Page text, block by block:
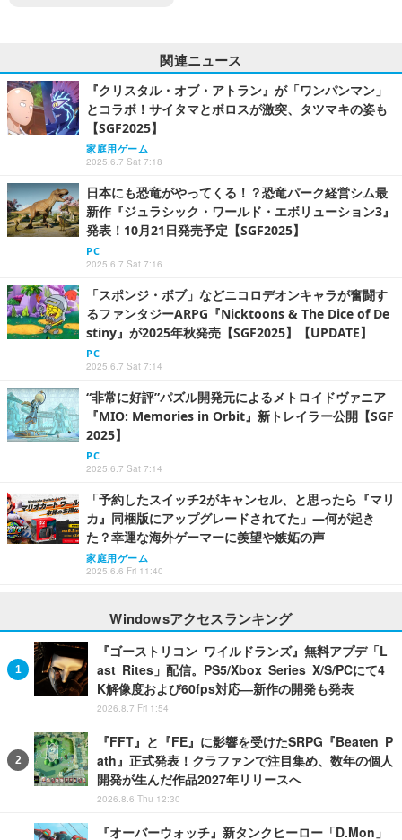
関連ニュース
『クリスタル・オブ・アトラン』が「ワンパンマン」
とコラボ！サイタマとボロスが激突、タツマキの姿も
【SGF2025】
家庭用ゲーム
2025.6.7 Sat 7:18
日本にも恐竜がやってくる！？恐竜パーク経営シム最
新作『ジュラシック・ワールド・エボリューション3』
発表！10月21日発売予定【SGF2025】
PC
2025.6.7 Sat 7:16
「スポンジ・ボブ」などニコロデオンキャラが奮闘す
るファンタジーARPG『Nicktoons & The Dice of De
stiny』が2025年秋発売【SGF2025】【UPDATE】
PC
2025.6.7 Sat 7:14
“非常に好評”パズル開発元によるメトロイドヴァニア
『MIO: Memories in Orbit』新トレイラー公開【SGF
2025】
PC
2025.6.7 Sat 7:14
「予約したスイッチ2がキャンセル、と思ったら『マリ
カ』同梱版にアップグレードされてた」―何が起き
た？幸運な海外ゲーマーに羨望や嫉妬の声
家庭用ゲーム
2025.6.6 Fri 11:40
Windowsアクセスランキング
『ゴーストリコン ワイルドランズ』無料アプデ「L
ast Rites」配信。PS5/Xbox Series X/S/PCにて4
K解像度および60fps対応―新作の開発も発表
2026.8.7 Fri 1:54
『FFT』と『FE』に影響を受けたSRPG『Beaten P
ath』正式発表！クラファンで注目集め、数年の個人
開発が生んだ作品2027年リリースへ
2026.8.6 Thu 12:30
『オーバーウォッチ』新タンクヒーロー「D.Mon」